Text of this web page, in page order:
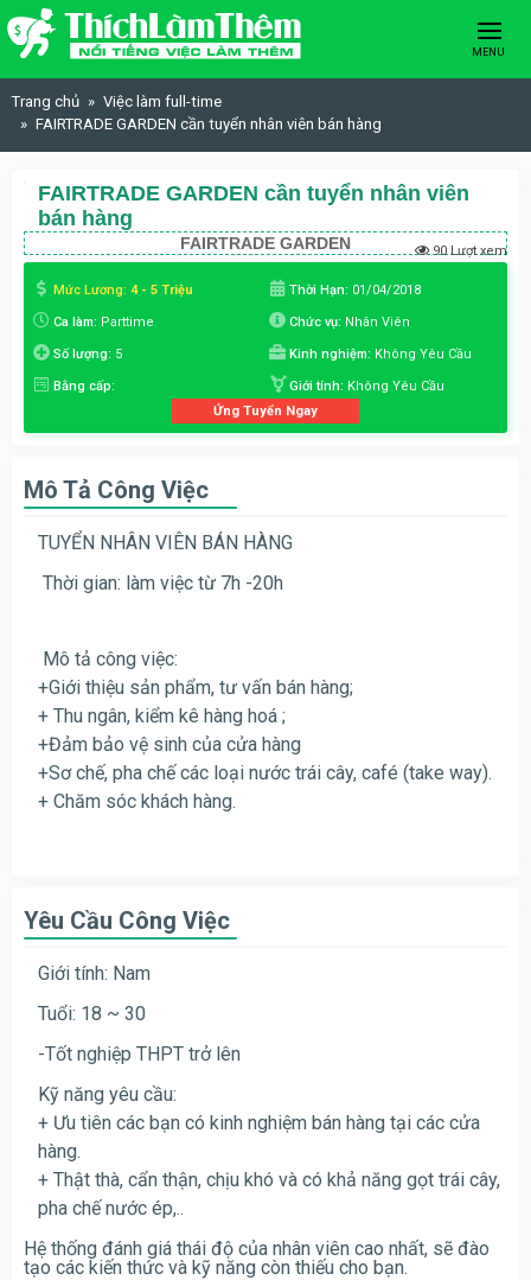
Skip to content
MENU
Trang chủ
Việc làm full-time
FAIRTRADE GARDEN cần tuyển nhân viên bán hàng
FAIRTRADE GARDEN cần tuyển nhân viên
bán hàng
FAIRTRADE GARDEN 90 Lượt xem
Mức Lương: 4 - 5 Triệu Thời Hạn: 01/04/2018
Ca làm: Parttime Chức vụ: Nhân Viên
Số lượng: 5 Kinh nghiệm: Không Yêu Cầu
Bằng cấp: Giới tính: Không Yêu Cầu
Ứng Tuyển Ngay
Mô Tả Công Việc
TUYỂN NHÂN VIÊN BÁN HÀNG
Thời gian: làm việc từ 7h -20h
Mô tả công việc:
+Giới thiệu sản phẩm, tư vấn bán hàng;
+ Thu ngân, kiểm kê hàng hoá ;
+Đảm bảo vệ sinh của cửa hàng
+Sơ chế, pha chế các loại nước trái cây, café (take way).
+ Chăm sóc khách hàng.
Yêu Cầu Công Việc
Giới tính: Nam
Tuổi: 18 ~ 30
-Tốt nghiệp THPT trở lên
Kỹ năng yêu cầu:
+ Ưu tiên các bạn có kinh nghiệm bán hàng tại các cửa
hàng.
+ Thật thà, cẩn thận, chịu khó và có khả năng gọt trái cây,
pha chế nước ép,..
Hệ thống đánh giá thái độ của nhân viên cao nhất, sẽ đào
tạo các kiến thức và kỹ năng còn thiếu cho bạn.